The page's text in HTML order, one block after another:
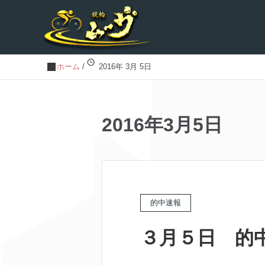
ホーム / 2016年 3月 5日
2016年3月5日
的中速報
３月５日 的